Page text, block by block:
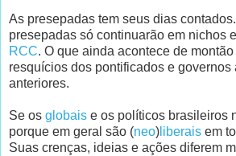
As presepadas tem seus dias
presepadas só continuarão em nichos
RCC. O que ainda acontece de
resquícios dos pontificados e
anteriores.
Se os globais e os políticos brasileiros
porque em geral são (neo) liberais em
Suas crenças, ideias e ações diferem